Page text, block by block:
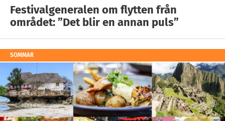
Festivalgeneralen om flytten från
området: ”Det blir en annan puls”
SOMMAR